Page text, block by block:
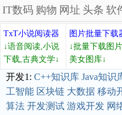
IT数码 购物 网址 头条 软
TxT小说阅读器
↓语音阅读,小说
下载,古典文学↓
图片批量下载
↓批量下载图
美女图库↓
开发1: C++知识库 Java知识
工智能 区块链 大数据 移动
算法 开发测试 游戏开发 网